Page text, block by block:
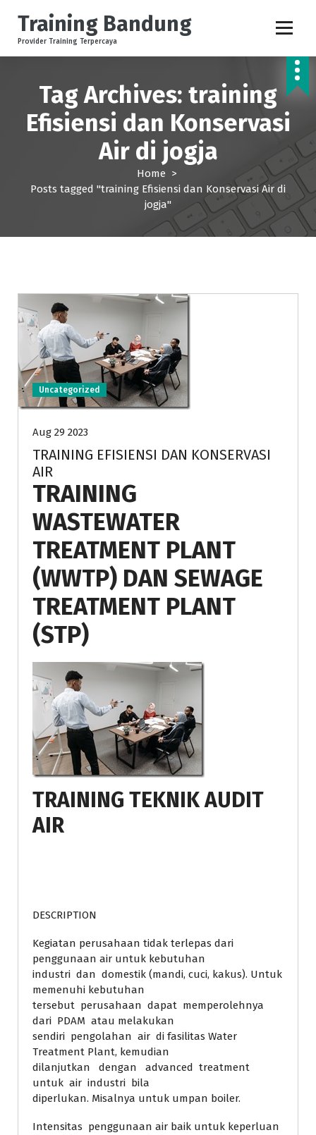
p
Training Bandung
Provider Training Terpercaya
Tag Archives: training
Efisiensi dan Konservasi
Air di jogja
Home >
Posts tagged "training Efisiensi dan Konservasi Air di
jogja"
Uncategorized
Aug 29 2023
TRAINING EFISIENSI DAN KONSERVASI
AIR
TRAINING
WASTEWATER
TREATMENT PLANT
(WWTP) DAN SEWAGE
TREATMENT PLANT
(STP)
TRAINING TEKNIK AUDIT
AIR
DESCRIPTION
Kegiatan perusahaan tidak terlepas dari
penggunaan air untuk kebutuhan
industri dan domestik (mandi, cuci, kakus). Untuk
memenuhi kebutuhan
tersebut perusahaan dapat memperolehnya
dari PDAM atau melakukan
sendiri pengolahan air di fasilitas Water
Treatment Plant, kemudian
dilanjutkan dengan advanced treatment
untuk air industri bila
diperlukan. Misalnya untuk umpan boiler.
Intensitas penggunaan air baik untuk keperluan